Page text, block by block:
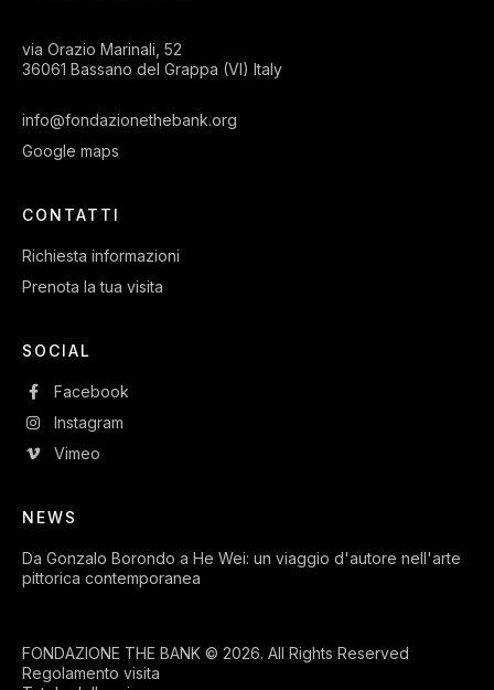
via Orazio Marinali, 52
36061 Bassano del Grappa (VI) Italy
info@fondazionethebank.org
Google maps
CONTATTI
Richiesta informazioni
Prenota la tua visita
SOCIAL
Facebook
Instagram
Vimeo
NEWS
Da Gonzalo Borondo a He Wei: un viaggio d'autore nell'arte
pittorica contemporanea
FONDAZIONE THE BANK © 2026. All Rights Reserved
Regolamento visita